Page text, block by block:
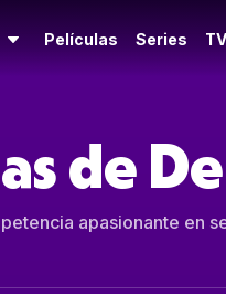
Películas Series
de
apasionante en